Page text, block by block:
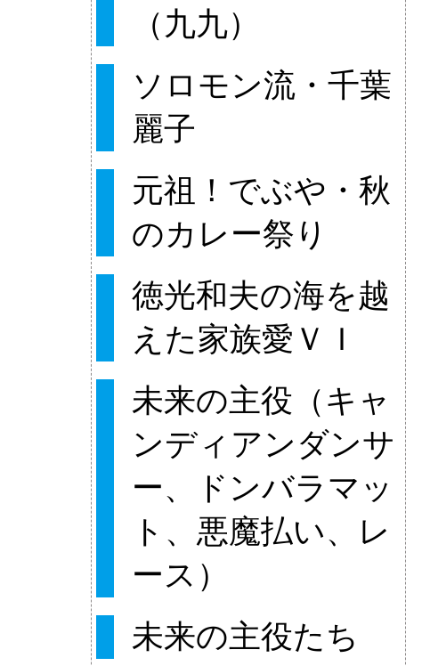
（九九）
ソロモン流・千葉
麗子
元祖！でぶや・秋
のカレー祭り
徳光和夫の海を越
えた家族愛ＶＩ
未来の主役（キャ
ンディアンダンサ
ー、ドンバラマッ
ト、悪魔払い、レ
ース）
未来の主役たち